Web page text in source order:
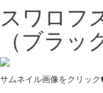
スワロフ
（ブラッ
サムネイル画像をクリッ